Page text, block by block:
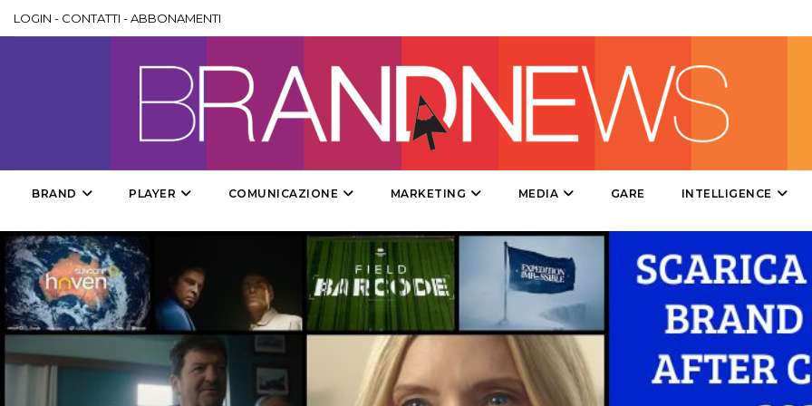
PRODOTTI
PUNTI VENDITA
CSR
DIGITALE
EDITORIA
LOGIN - CONTATTI -ABBONAMENTI
BRAND PLAYER COMUNICAZIONE MARKETING MEDIA GARE INTELLIGENCE